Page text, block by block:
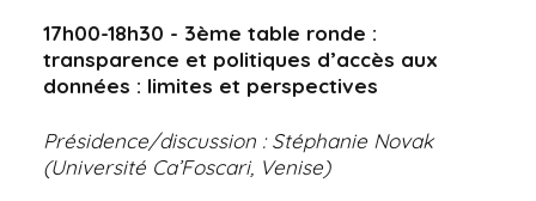
17h00-18h30 - 3ème table ronde :
transparence et politiques d’accès aux
données : limites et perspectives
Présidence/discussion : Stéphanie Novak
(Université Ca’Foscari, Venise)